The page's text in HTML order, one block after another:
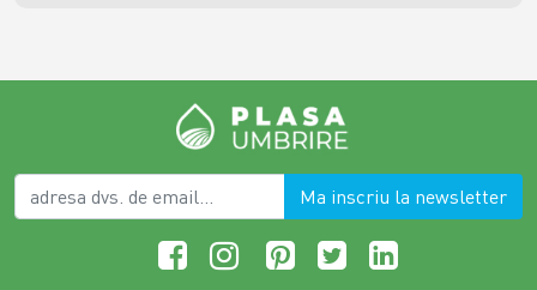
Ma inscriu la newsletter